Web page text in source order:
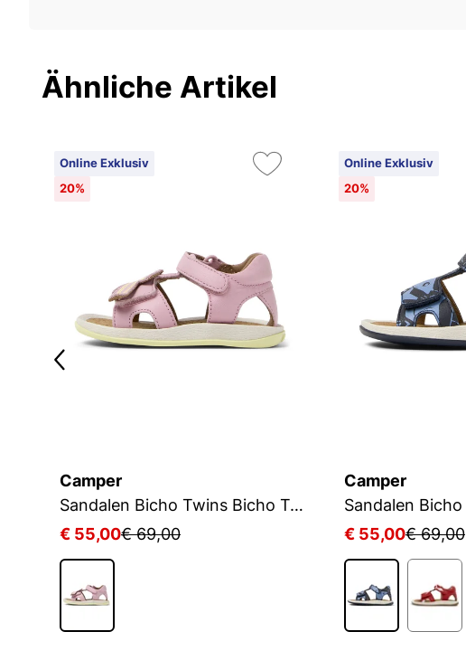
Ähnliche Artikel
Online Exklusiv
20%
Camper
Sandalen Bicho Twins Bicho Twins
€ 55,00€ 69,00
Online Exklusiv
20%
Camper
Sandalen Bicho
€ 55,00€ 69,00